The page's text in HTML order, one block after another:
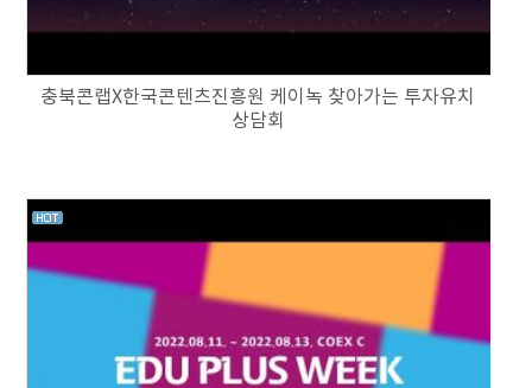
충북콘랩X한국콘텐츠진흥원 케이녹 찾아가는 투자유치
상담회